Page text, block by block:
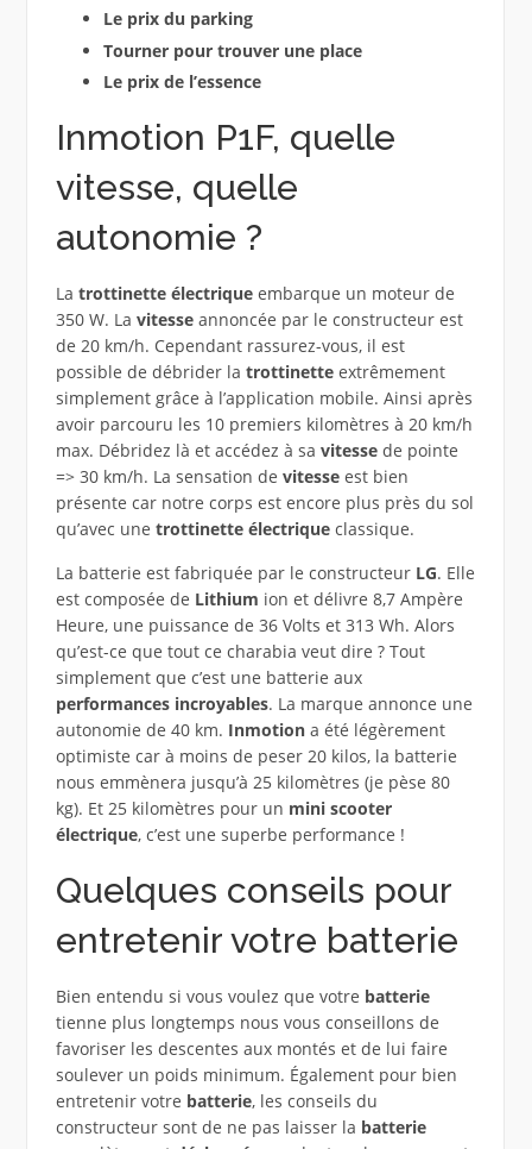
Le prix du parking
Tourner pour trouver une place
Le prix de l’essence
Inmotion P1F, quelle
vitesse, quelle
autonomie ?
La trottinette électriqueembarque un moteur de
350 W. La vitesseannoncée par le constructeur est
de 20 km/h. Cependant rassurez-vous, il est
possible de débrider la trottinetteextrêmement
simplement grâce à l’application mobile. Ainsi après
avoir parcouru les 10 premiers kilomètres à 20 km/h
max. Débridez là et accédez à sa vitessede pointe
=> 30 km/h. La sensation de vitesseest bien
présente car notre corps est encore plus près du sol
qu’avec une trottinette électriqueclassique.
La batterie est fabriquée par le constructeur LG. Elle
est composée de Lithium ion et délivre 8,7 Ampère
Heure, une puissance de 36 Volts et 313 Wh. Alors
qu’est-ce que tout ce charabia veut dire ? Tout
simplement que c’est une batterie aux
performances incroyables. La marque annonce une
autonomie de 40 km. Inmotiona été légèrement
optimiste car à moins de peser 20 kilos, la batterie
nous emmènera jusqu’à 25 kilomètres (je pèse 80
kg). Et 25 kilomètres pour un mini scooter
électrique, c’est une superbe performance !
Quelques conseils pour
entretenir votre batterie
Bien entendu si vous voulez que votre batterie
tienne plus longtemps nous vous conseillons de
favoriser les descentes aux montés et de lui faire
soulever un poids minimum. Également pour bien
entretenir votre batterie, les conseils du
constructeur sont de ne pas laisser la batterie